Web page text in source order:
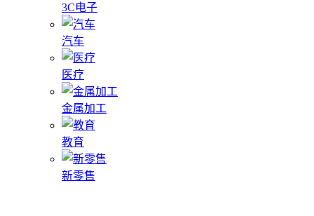
3C电子
汽车
医疗
金属加工
教育
新零售